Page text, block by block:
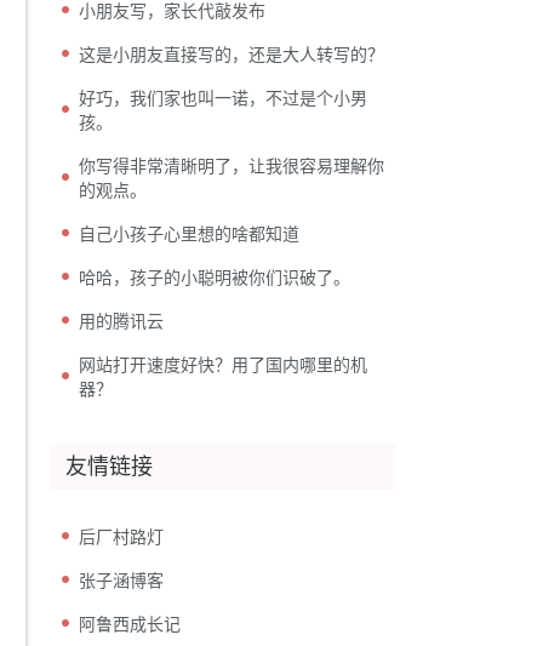
小朋友写，家长代敲发布
这是小朋友直接写的，还是大人转写的？
好巧，我们家也叫一诺，不过是个小男
孩。
你写得非常清晰明了，让我很容易理解你
的观点。
自己小孩子心里想的啥都知道
哈哈，孩子的小聪明被你们识破了。
用的腾讯云
网站打开速度好快？用了国内哪里的机
器？
友情链接
后厂村路灯
张子涵博客
阿鲁西成长记